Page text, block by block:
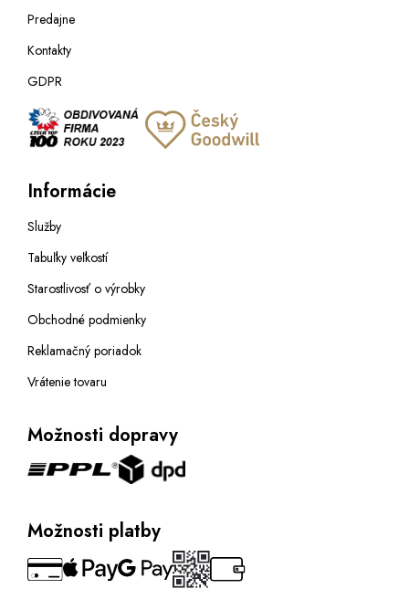
Predajne
Kontakty
GDPR
Informácie
Služby
Tabuľky veľkostí
Starostlivosť o výrobky
Obchodné podmienky
Reklamačný poriadok
Vrátenie tovaru
Možnosti dopravy
Možnosti platby